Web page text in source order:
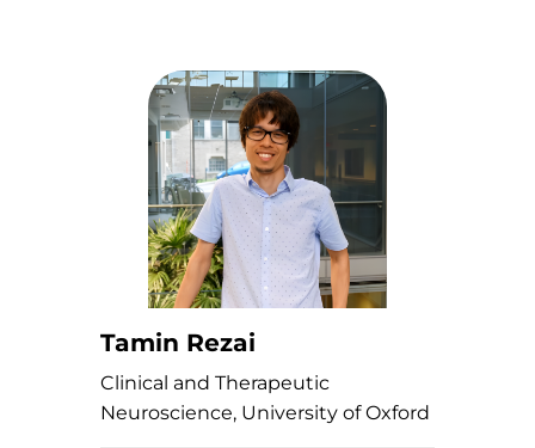
Tamin Rezai
Clinical and Therapeutic
Neuroscience, University of Oxford